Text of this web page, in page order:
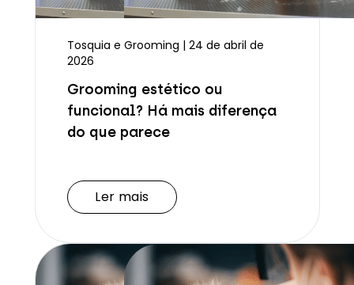
Tosquia e Grooming | 24 de abril de
2026
Grooming estético ou
funcional? Há mais diferença
do que parece
Ler mais